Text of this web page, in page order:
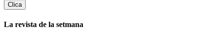
La revista de la setmana